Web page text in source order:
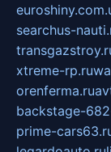
searchus-
xtreme-rp.ru
orenferma.ru
backstage-
prime-